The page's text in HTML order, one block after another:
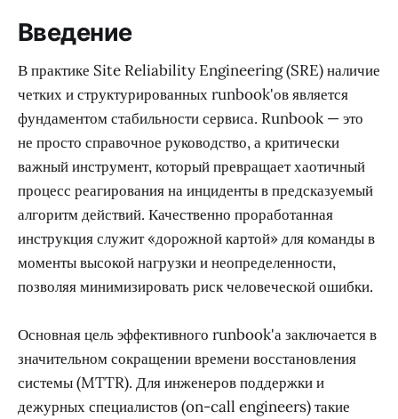
Введение
В практике Site Reliability Engineering (SRE) наличие
четких и структурированных runbook'ов является
фундаментом стабильности сервиса. Runbook — это
не просто справочное руководство, а критически
важный инструмент, который превращает хаотичный
процесс реагирования на инциденты в предсказуемый
алгоритм действий. Качественно проработанная
инструкция служит «дорожной картой» для команды в
моменты высокой нагрузки и неопределенности,
позволяя минимизировать риск человеческой ошибки.
Основная цель эффективного runbook'а заключается в
значительном сокращении времени восстановления
системы (MTTR). Для инженеров поддержки и
дежурных специалистов (on-call engineers) такие